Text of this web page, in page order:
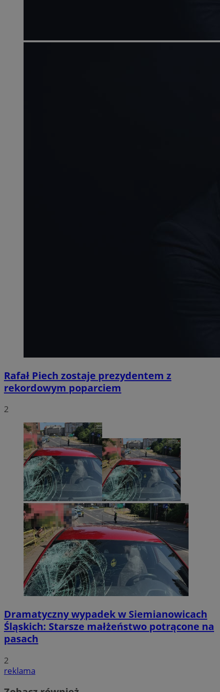
Rafał Piech zostaje prezydentem z
rekordowym poparciem
2
Dramatyczny wypadek w Siemianowicach
Śląskich: Starsze małżeństwo potrącone na
pasach
2
reklama